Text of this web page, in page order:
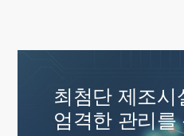
최첨단 제조시
엄격한 관리를